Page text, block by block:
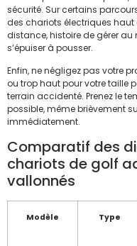
sécurité. Sur certains
des chariots électriques
distance, histoire de gérer
s’épuiser à pousser.
Enfin, ne négligez pas votre
ou trop haut pour votre taille
terrain accidenté. Prenez le
possible, même brièvement
immédiatement.
Comparatif des
chariots de golf
vallonnés
Modèle Type